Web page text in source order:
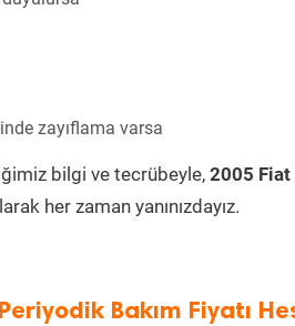
zayıflama varsa
bilgi ve tecrübeyle, 2005 Fiat
her zaman yanınızdayız.
Bakım Fiyatı